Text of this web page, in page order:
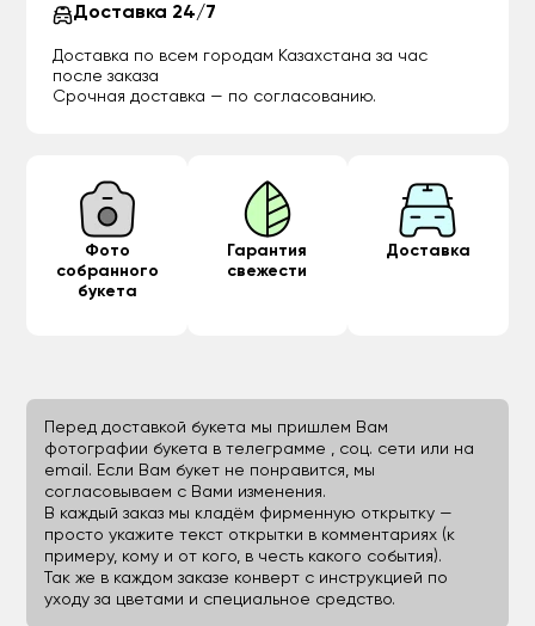
Доставка 24/7
Доставка по всем городам Казахстана за час
после заказа
Срочная доставка — по согласованию.
Фото
собранного
букета
Гарантия
свежести
Доставка
Перед доставкой букета мы пришлем Вам
фотографии букета в телеграмме , соц. сети или на
email. Если Вам букет не понравится, мы
согласовываем с Вами изменения.
В каждый заказ мы кладём фирменную открытку —
просто укажите текст открытки в комментариях (к
примеру, кому и от кого, в честь какого события).
Так же в каждом заказе конверт с инструкцией по
уходу за цветами и специальное средство.